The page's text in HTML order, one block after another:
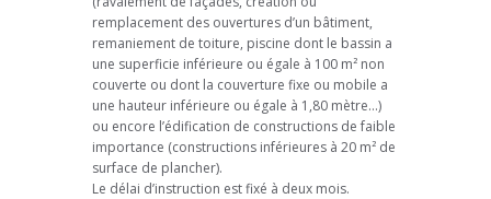
remplacement des ouvertures d’un bâtiment,
remaniement de toiture, piscine dont le bassin a
une superficie inférieure ou égale à 100 m² non
couverte ou dont la couverture fixe ou mobile a
une hauteur inférieure ou égale à 1,80 mètre…)
ou encore l’édification de constructions de faible
importance (constructions inférieures à 20 m² de
surface de plancher).
Le délai d’instruction est fixé à deux mois.